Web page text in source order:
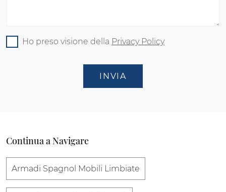
Ho preso visione della Privacy Policy
INVIA
Continua a Navigare
Armadi Spagnol Mobili Limbiate